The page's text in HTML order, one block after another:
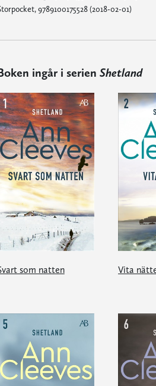
9789100175528 (2018-02-01)
ingår i serien Shetland
som natten Vita